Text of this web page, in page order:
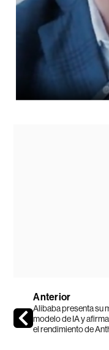
Anterior
Alibaba presenta su
modelo de IA y
el rendimiento de